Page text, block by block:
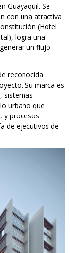
Guayaquil. Se
con una atractiva
(Hotel
logra una
un flujo
reconocida
Su marca es
sistemas
urbano que
y procesos
de ejecutivos de